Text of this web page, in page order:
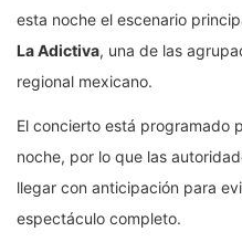
esta noche el escenario
La Adictiva, una de las
regional mexicano.
El concierto está programado
noche, por lo que las
llegar con anticipación para
espectáculo completo.